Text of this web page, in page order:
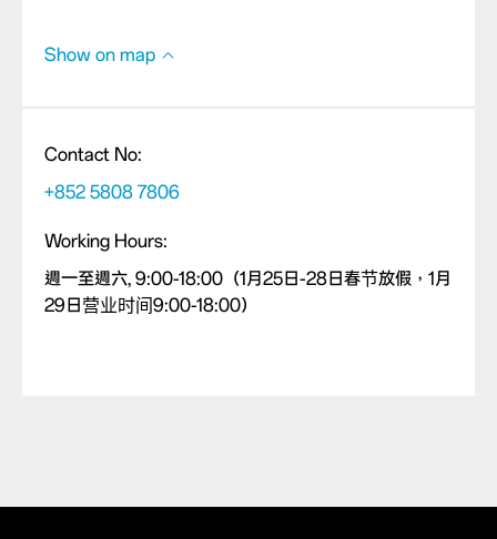
Show on map
Contact No:
+852 5808 7806
Working Hours:
週一至週六, 9:00-18:00（1月25日-28日春节放假，1月
29日营业时间9:00-18:00）